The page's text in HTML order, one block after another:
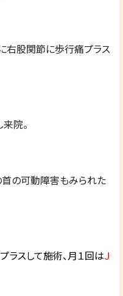
右股関節に歩行痛プラス
院。
の可動障害もみられた
ラスして施術、月１回はＪ